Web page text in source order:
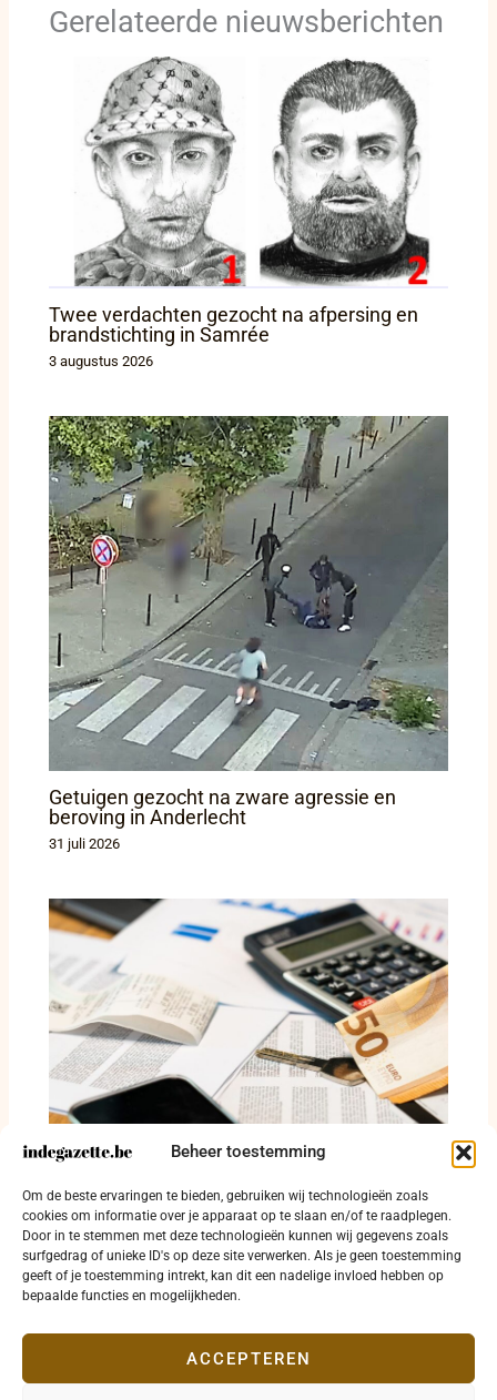
Beheer toestemming
Om de beste ervaringen te bieden, gebruiken wij technologieën zoals
cookies om informatie over je apparaat op te slaan en/of te raadplegen.
Door in te stemmen met deze technologieën kunnen wij gegevens zoals
surfgedrag of unieke ID's op deze site verwerken. Als je geen toestemming
geeft of je toestemming intrekt, kan dit een nadelige invloed hebben op
bepaalde functies en mogelijkheden.
ACCEPTEREN
Gerelateerde nieuwsberichten
Twee verdachten gezocht na afpersing en
brandstichting in Samrée
3 augustus 2026
Getuigen gezocht na zware agressie en
beroving in Anderlecht
31 juli 2026
Twaalf veroordeeld in fraudezaak met ruim
13,5 miljoen euro crimineel voordeel
30 juli 2026